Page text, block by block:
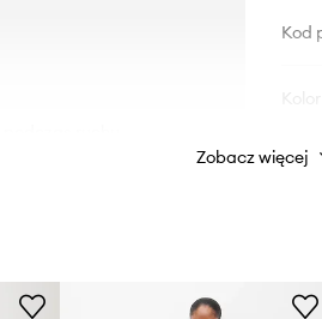
Kod
ID
Zobacz więcej